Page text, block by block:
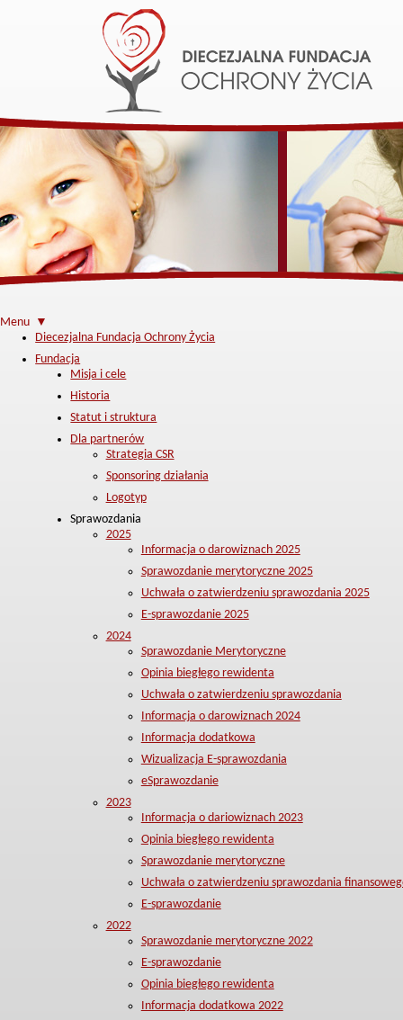
Menu ▼
Diecezjalna Fundacja Ochrony Życia
Fundacja
Misja i cele
Historia
Statut i struktura
Dla partnerów
Strategia CSR
Sponsoring działania
Logotyp
Sprawozdania
2025
Informacja o darowiznach 2025
Sprawozdanie merytoryczne 2025
Uchwała o zatwierdzeniu sprawozdania 2025
E-sprawozdanie 2025
2024
Sprawozdanie Merytoryczne
Opinia biegłego rewidenta
Uchwała o zatwierdzeniu sprawozdania
Informacja o darowiznach 2024
Informacja dodatkowa
Wizualizacja E-sprawozdania
eSprawozdanie
2023
Informacja o dariowiznach 2023
Opinia biegłego rewidenta
Sprawozdanie merytoryczne
Uchwała o zatwierdzeniu sprawozdania
E-sprawozdanie
2022
Sprawozdanie merytoryczne 2022
E-sprawozdanie
Opinia biegłego rewidenta
Informacja dodatkowa 2022